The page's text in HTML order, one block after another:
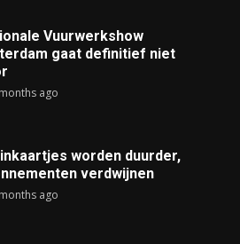
Vuurwerkshow
gaat definitief niet
ago
worden duurder,
verdwijnen
ago